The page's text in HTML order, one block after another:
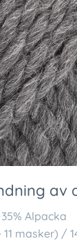
av
Alpacka
11 masker) /